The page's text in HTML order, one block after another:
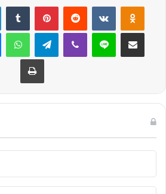
LinkedInTumblr PinterestReddit VKontakte
MessengerWhatsAppTelegramViber Line E-Posta ile
Yazdır